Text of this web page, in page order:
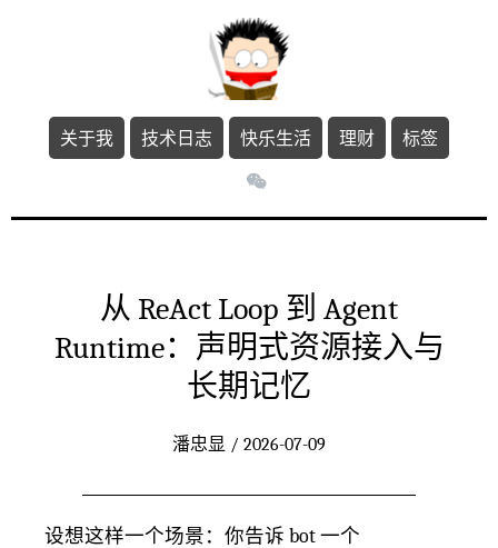
关于我 技术日志 快乐生活 理财 标签
从 ReAct Loop 到 Agent
Runtime：声明式资源接入与
长期记忆
潘忠显 / 2026-07-09
设想这样一个场景：你告诉 bot 一个